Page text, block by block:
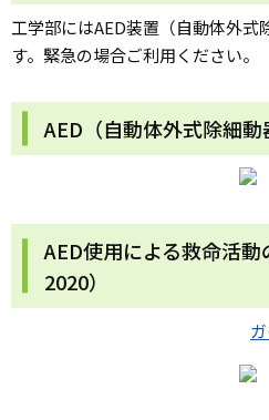
工学部にはAED装置（自動体外式
す。緊急の場合ご利用ください。
AED（自動体外式除細
AED使用による救命活
2020）